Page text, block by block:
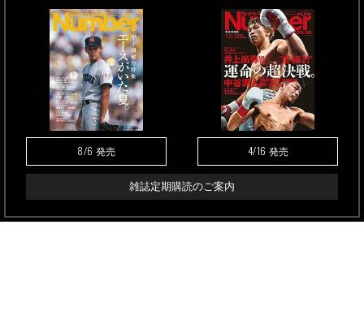
8/6 発売 4/16 発売
雑誌定期購読のご案内